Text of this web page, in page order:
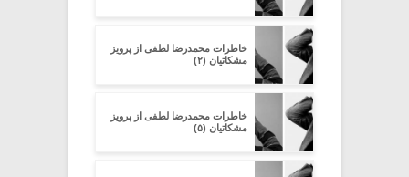
خاطرات محمدرضا لطفی از پرویز
مشکاتیان (۲)
خاطرات محمدرضا لطفی از پرویز
مشکاتیان (۵)